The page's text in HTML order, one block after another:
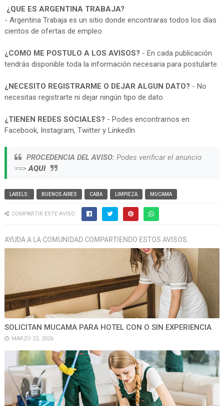
¿QUE ES ARGENTINA TRABAJA?
- Argentina Trabaja es un sitio donde encontraras todos los días
cientos de ofertas de empleo.
¿COMO ME POSTULO A LOS AVISOS? - En cada publicación
tendrás disponible toda la información necesaria para postularte.
¿NECESITO REGISTRARME O DEJAR ALGUN DATO? - No
necesitas registrarte ni dejar ningún tipo de dato.
¿TIENEN REDES SOCIALES? - Podes encontrarnos en
Facebook, Instagram, Twitter y LinkedIn
PROCEDENCIA DEL AVISO:Podes verificar el anuncio
==>AQUI
LABELS: BUENOS AIRES CABA LIMPIEZA MUCAMA
COMPARTIR ESTE AVISO:
AYUDA A LA COMUNIDAD COMPARTIENDO ESTOS AVISOS.
SOLICITAN MUCAMA PARA HOTEL CON O SIN EXPERIENCIA
MARZO 22, 2026